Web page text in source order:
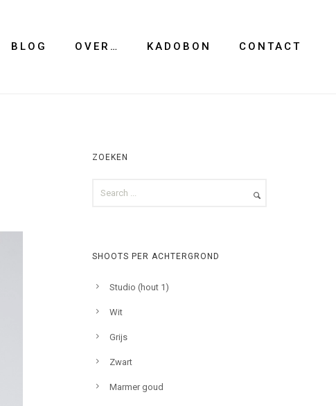
BLOG OVER… KADOBON CONTACT
ZOEKEN
SHOOTS PER ACHTERGROND
Studio (hout 1)
Wit
Grijs
Zwart
Marmer goud